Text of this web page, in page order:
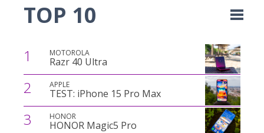
TOP 10
1 MOTOROLA
Razr 40 Ultra
2 APPLE
TEST: iPhone 15 Pro Max
3 HONOR
HONOR Magic5 Pro